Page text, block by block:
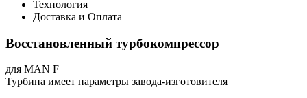
Технология
Доставка и Оплата
Восстановленный турбокомпрессор
для MAN F
Турбина имеет параметры завода-изготовителя